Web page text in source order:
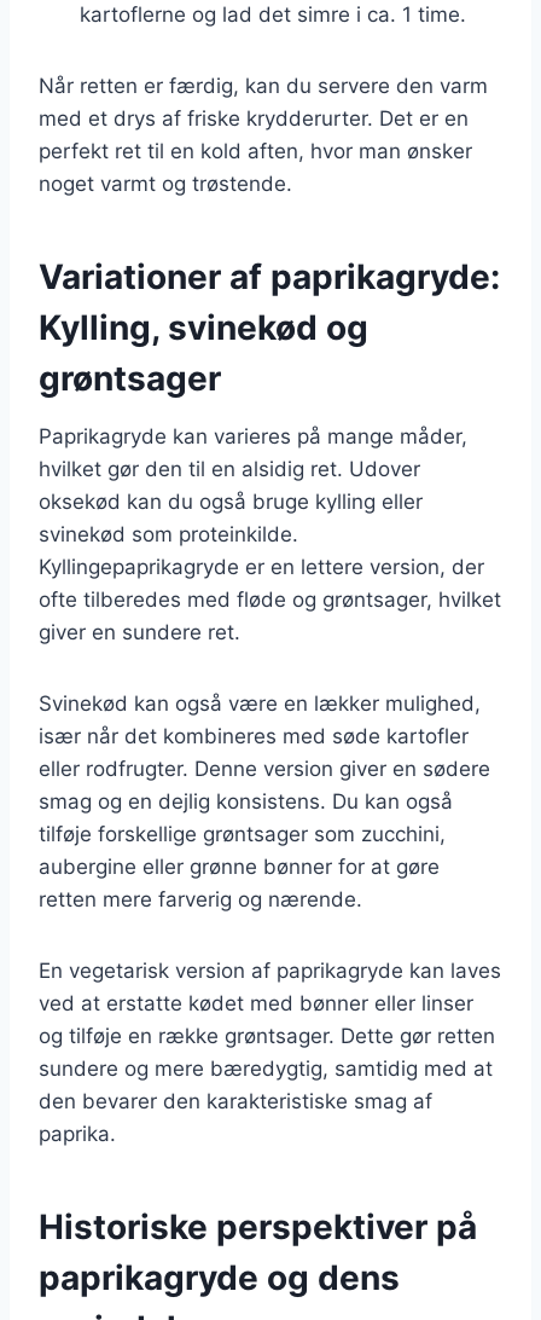
kartoflerne og lad det simre i ca. 1 time.
Når retten er færdig, kan du servere den varm
med et drys af friske krydderurter. Det er en
perfekt ret til en kold aften, hvor man ønsker
noget varmt og trøstende.
Variationer af paprikagryde:
Kylling, svinekød og
grøntsager
Paprikagryde kan varieres på mange måder,
hvilket gør den til en alsidig ret. Udover
oksekød kan du også bruge kylling eller
svinekød som proteinkilde.
Kyllingepaprikagryde er en lettere version, der
ofte tilberedes med fløde og grøntsager, hvilket
giver en sundere ret.
Svinekød kan også være en lækker mulighed,
især når det kombineres med søde kartofler
eller rodfrugter. Denne version giver en sødere
smag og en dejlig konsistens. Du kan også
tilføje forskellige grøntsager som zucchini,
aubergine eller grønne bønner for at gøre
retten mere farverig og nærende.
En vegetarisk version af paprikagryde kan laves
ved at erstatte kødet med bønner eller linser
og tilføje en række grøntsager. Dette gør retten
sundere og mere bæredygtig, samtidig med at
den bevarer den karakteristiske smag af
paprika.
Historiske perspektiver på
paprikagryde og dens